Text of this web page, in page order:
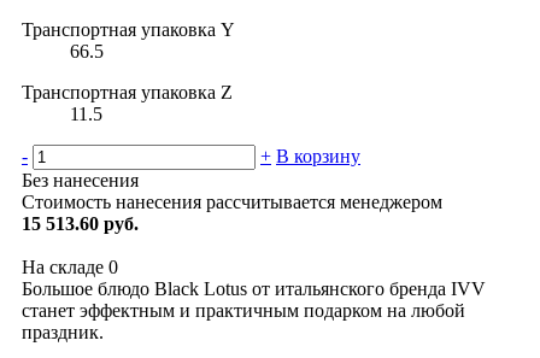
Транспортная упаковка Y
66.5
Транспортная упаковка Z
11.5
- + В корзину
Без нанесения
Стоимость нанесения рассчитывается менеджером
15 513.60 руб.
На складе 0
Большое блюдо Black Lotus от итальянского бренда IVV
станет эффектным и практичным подарком на любой
праздник.